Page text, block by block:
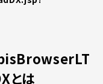
とは